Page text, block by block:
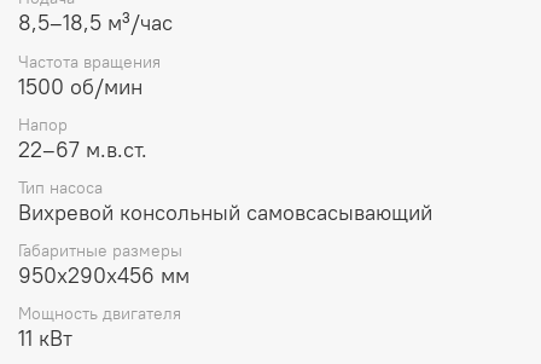
Конструктивные и эксплуатационные
характеристики:
Проточная часть:
конструкции и устойчивость к износу при
эксплуатации.
Гидравлические параметры:Агрегат обеспечивает
номинальную подачу в диапазоне от 8,5 до 18,5 м³/
час при напоре от 22 до 67 метров водяного
Привод:Комплектуется трехфазным
электродвигателем мощностью 11 кВт с
8,5–18,5 м³/час
Частота вращения
1500 об/мин
Напор
22–67 м.в.ст.
Тип насоса
Вихревой консольный самовсасывающий
Габаритные размеры
950х290х456 мм
Мощность двигателя
11 кВт